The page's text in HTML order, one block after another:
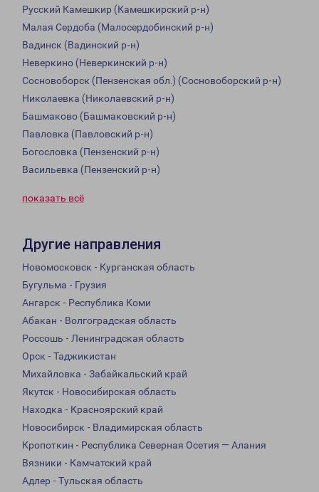
Русский Камешкир (Камешкирский р-н)
Малая Сердоба (Малосердобинский р-н)
Вадинск (Вадинский р-н)
Неверкино (Неверкинский р-н)
Сосновоборск (Пензенская обл.) (Сосновоборский р-н)
Николаевка (Николаевский р-н)
Башмаково (Башмаковский р-н)
Павловка (Павловский р-н)
Богословка (Пензенский р-н)
Васильевка (Пензенский р-н)
показать всё
Другие направления
Новомосковск - Курганская область
Бугульма - Грузия
Ангарск - Республика Коми
Абакан - Волгоградская область
Россошь - Ленинградская область
Орск - Таджикистан
Михайловка - Забайкальский край
Якутск - Новосибирская область
Находка - Красноярский край
Новосибирск - Владимирская область
Кропоткин - Республика Северная Осетия — Алания
Вязники - Камчатский край
Адлер - Тульская область